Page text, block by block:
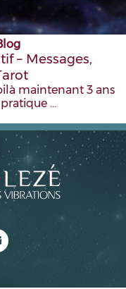
– Messages,
maintenant 3 ans
…